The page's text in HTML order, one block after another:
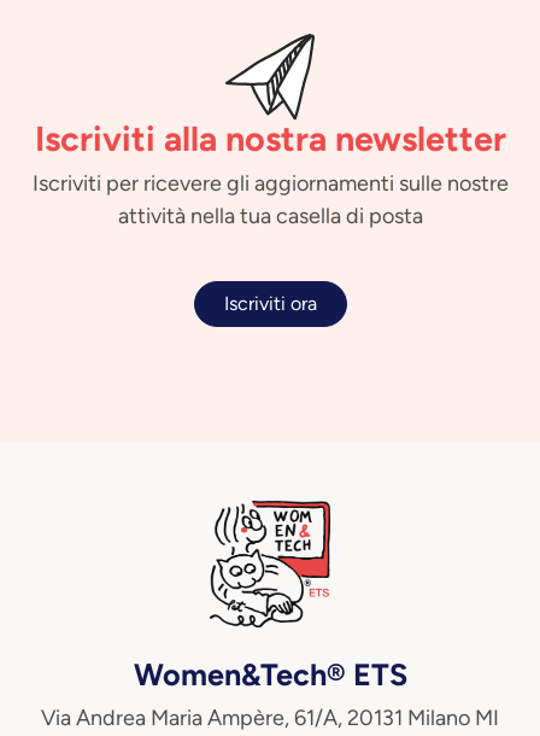
Iscriviti alla nostra newsletter
Iscriviti per ricevere gli aggiornamenti sulle nostre
attività nella tua casella di posta
Iscriviti ora
Women&Tech® ETS
Via Andrea Maria Ampère, 61/A, 20131 Milano MI